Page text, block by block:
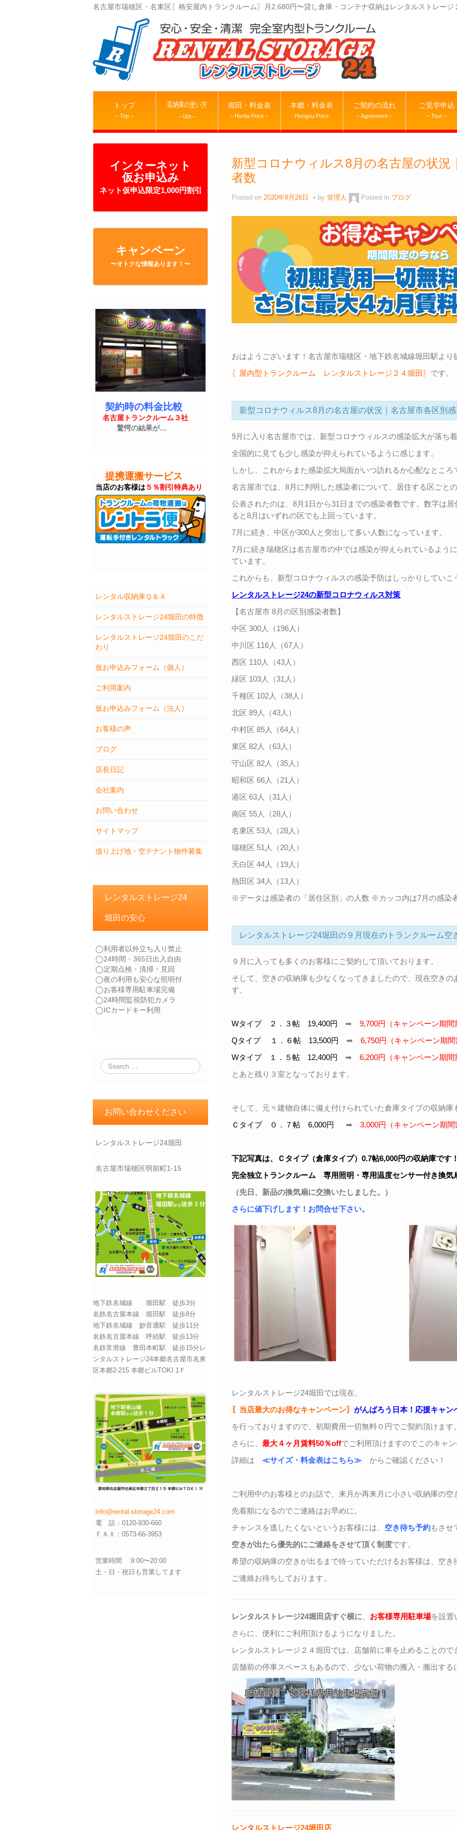
名古屋市瑞穂区・名東区〖格安屋内トランクルーム〗月2,680円〜貸し倉庫・コンテナ収納はレンタルストレージ
トップ
– Top –
収納庫の使い方
– Use –
堀田・料金表
– Horita Price –
本郷・料金表
-Hongou Price-
ご契約の流れ
– Agreement –
ご見学申込
– Tour –
インターネット
仮お申込み
ネット仮申込限定1,000円割引
キャンペーン
〜オトクな情報あります！〜
契約時の料金比較
名古屋トランクルーム３社
驚愕の結果が…
提携運搬サービス
当店のお客様は５％割引特典あり
レンタル収納庫Ｑ＆Ａ
レンタルストレージ24堀田の特徴
レンタルストレージ24堀田のこだ
わり
仮お申込みフォーム（個人）
ご利用案内
仮お申込みフォーム（法人）
お客様の声
ブログ
店長日記
会社案内
お問い合わせ
サイトマップ
借り上げ地・空テナント物件募集
レンタルストレージ24
堀田の安心
◯利用者以外立ち入り禁止
◯24時間・365日出入自由
◯定期点検・清掃・見回
◯夜の利用も安心な照明付
◯お客様専用駐車場完備
◯24時間監視防犯カメラ
◯ICカードキー利用
お問い合わせください
レンタルストレージ24堀田
名古屋市瑞穂区明前町1-15
地下鉄名城線 堀田駅 徒歩3分
名鉄名古屋本線 堀田駅 徒歩8分
地下鉄名城線 妙音通駅 徒歩11分
名鉄名古屋本線 呼続駅 徒歩13分
名鉄常滑線 豊田本町駅 徒歩15分レ
ンタルストレージ24本郷名古屋市名東
区本郷2-215 本郷ビルTOKI 1Ｆ
info@rental-storage24.com
電 話：0120-930-660
ＦＡＸ：0573-66-3953
営業時間 9:00〜20:00
土・日・祝日も営業してます
新型コロナウィルス8月の名古屋の状況
者数
Posted on2020年9月26日 by管理人 Posted in ブログ
おはようございます！名古屋市瑞穂区・地下鉄名城線堀田駅より
〖屋内型トランクルーム レンタルストレージ２４堀田〗 です。
新型コロナウィルス8月の名古屋の状況｜名古屋市各区別
9月に入り名古屋市では、新型コロナウィルスの感染拡大が落ち
全国的に見ても少し感染が抑えられているように感じます。
しかし、これからまた感染拡大局面がいつ訪れるか心配なところ
名古屋市では、8月に判明した感染者について、居住する区ごと
公表されたのは、8月1日から31日までの感染者数です。数字は
ると8月はいずれの区でも上回っています。
7月に続き、中区が300人と突出して多い人数になっています。
7月に続き瑞穂区は名古屋市の中では感染が抑えられているよう
ています。
これからも、新型コロナウィルスの感染予防はしっかりしていこ
レンタルストレージ24の新型コロナウィルス対策
【名古屋市 8月の区別感染者数】
中区 300人（196人）
中川区 116人（67人）
西区 110人（43人）
緑区 103人（31人）
千種区 102人（38人）
北区 89人（43人）
中村区 85人（64人）
東区 82人（63人）
守山区 82人（35人）
昭和区 66人（21人）
港区 63人（31人）
南区 55人（28人）
名東区 53人（28人）
瑞穂区 51人（20人）
天白区 44人（19人）
熱田区 34人（13人）
※データは感染者の「居住区別」の人数 ※カッコ内は7月の感染
レンタルストレージ24堀田の９月現在のトランクルーム空
９月に入っても多くのお客様にご契約して頂いております。
そして、空きの収納庫も少なくなってきましたので、現在空き
す。
Wタイプ ２．３帖 19,400円 ➡9,700円（キャンペーン
Qタイプ １．６帖 13,500円 ➡6,750円（キャンペーン
Wタイプ １．５帖 12,400円 ➡6,200円（キャンペーン
とあと残り３室となっております。
そして、元々建物自体に備え付けられていた倉庫タイプの収納庫
Ｃタイプ ０．７帖 6,000円 ➡3,000円（キャンペーン
下記写真は、Ｃタイプ（倉庫タイプ）0.7帖6,000円の収納庫です
完全独立トランクルーム 専用照明・専用温度センサー付き換気
（先日、新品の換気扇に交換いたしました。）
さらに値下げします！お問合せ下さい。
レンタルストレージ24堀田では現在、
〖当店最大のお得なキャンペーン〗がんばろう日本！応援キャン
を行っておりますので、初期費用一切無料０円でご契約頂けます
さらに、最大４ヶ月賃料50％offでご利用頂けますのでこのキャ
詳細は≪サイズ・料金表はこちら≫ からご確認ください！
ご利用中のお客様とのお話で、来月か再来月に小さい収納庫の
先着順になるのでご連絡はお早めに。
チャンスを逃したくないというお客様には、 空き待ち予約もさせ
空きが出たら優先的にご連絡をさせて頂く制度です。
希望の収納庫の空きが出るまで待っていただけるお客様は、空
ご連絡お待ちしております。
レンタルストレージ24堀田店すぐ横に お客様専用駐車場を設置
さらに、便利にご利用頂けるようになりました。
レンタルストレージ２４堀田では、店舗前に車を止めることの
店舗前の停車スペースもあるので、少ない荷物の搬入・搬出する
レンタルストレージ24堀田店